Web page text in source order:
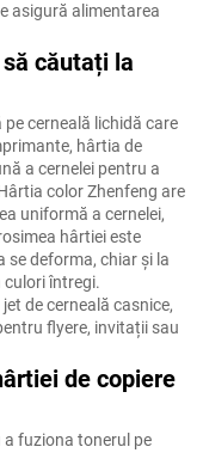
asigură alimentarea
căutați la
cerneală lichidă care
hârtia de
a cernelei pentru a
color Zhenfeng are
uniformă a cernelei,
hârtiei este
deforma, chiar și la
întregi.
de cerneală casnice,
flyere, invitații sau
de copiere
fuziona tonerul pe